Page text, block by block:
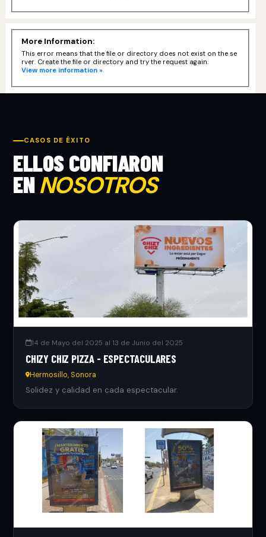
More Information:
This error means that the file or directory does not exist on the se
rver. Create the file or directory and try the request again.
View more information »
CASOS DE ÉXITO
ELLOS CONFIARON
ENNOSOTROS
14 de Mayo del 2025 al 13 de Junio del 2025
CHIZY CHIZ PIZZA - ESPECTACULARES
Hermosillo, Sonora
Solidez y calidad en cada espectacular.